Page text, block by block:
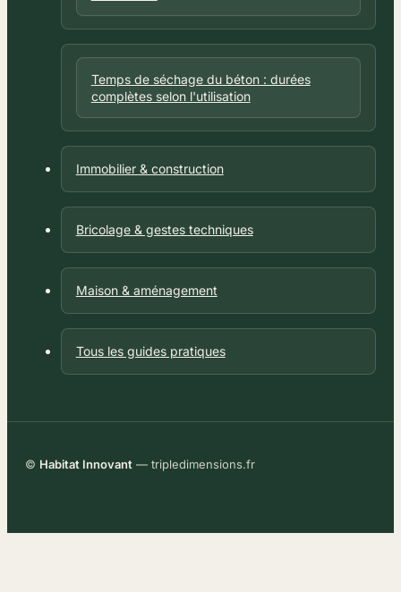
Temps de séchage du béton : durées
complètes selon l'utilisation
Immobilier & construction
Bricolage & gestes techniques
Maison & aménagement
Tous les guides pratiques
© Habitat Innovant— tripledimensions.fr